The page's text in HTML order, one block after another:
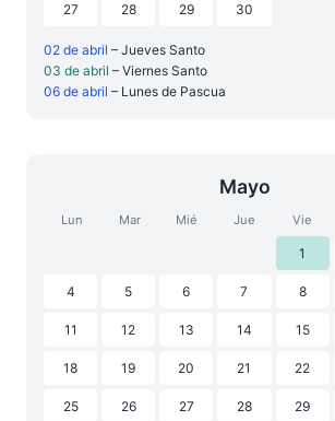
27 28 29 30
02 de abril – Jueves Santo
03 de abril – Viernes Santo
06 de abril – Lunes de Pascua
Mayo
Lun Mar Mié Jue Vie
1
4 5 6 7 8
11 12 13 14 15
18 19 20 21 22
25 26 27 28 29